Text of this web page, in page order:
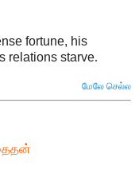
fortune, his
relations starve.
மேலே செல்ல